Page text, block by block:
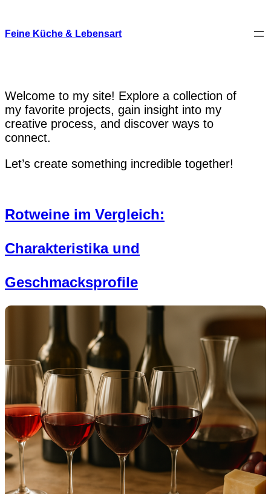
content
Feine Küche & Lebensart
Welcome to my site! Explore a collection of
my favorite projects, gain insight into my
creative process, and discover ways to
connect.
Let’s create something incredible together!
Rotweine im Vergleich:
Charakteristika und
Geschmacksprofile